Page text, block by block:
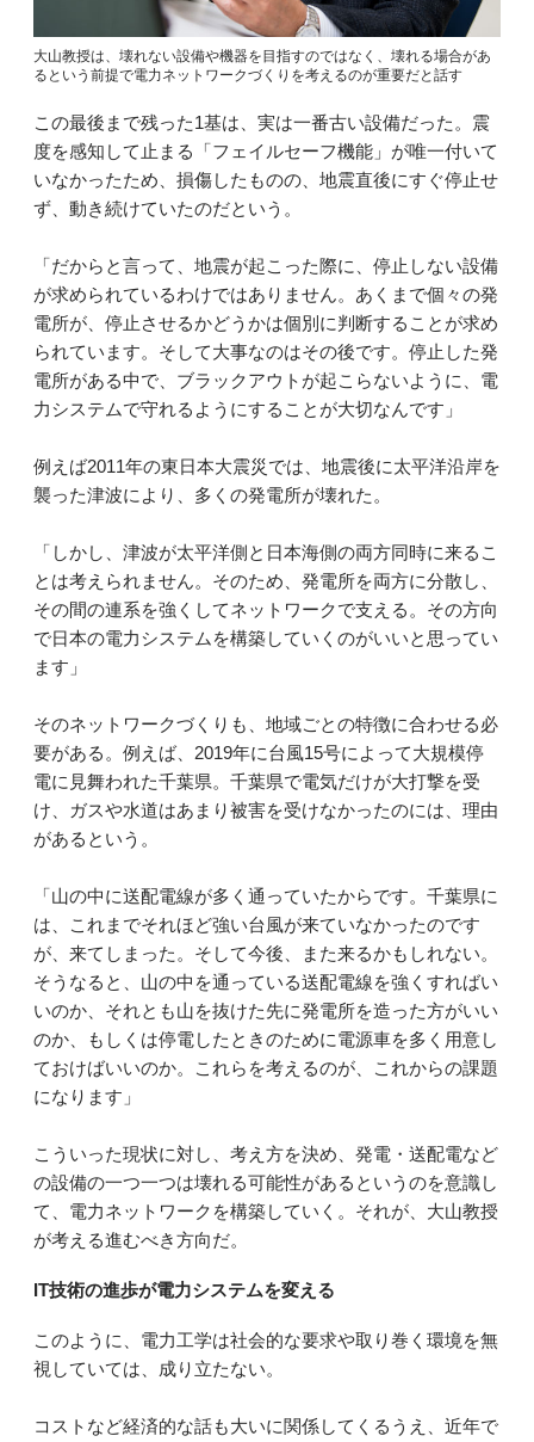
大山教授は、壊れない設備や機器を目指すのではなく、壊れる場合があ
るという前提で電力ネットワークづくりを考えるのが重要だと話す
この最後まで残った1基は、実は一番古い設備だった。震
度を感知して止まる「フェイルセーフ機能」が唯一付いて
いなかったため、損傷したものの、地震直後にすぐ停止せ
ず、動き続けていたのだという。
「だからと言って、地震が起こった際に、停止しない設備
が求められているわけではありません。あくまで個々の発
電所が、停止させるかどうかは個別に判断することが求め
られています。そして大事なのはその後です。停止した発
電所がある中で、ブラックアウトが起こらないように、電
力システムで守れるようにすることが大切なんです」
例えば2011年の東日本大震災では、地震後に太平洋沿岸を
襲った津波により、多くの発電所が壊れた。
「しかし、津波が太平洋側と日本海側の両方同時に来るこ
とは考えられません。そのため、発電所を両方に分散し、
その間の連系を強くしてネットワークで支える。その方向
で日本の電力システムを構築していくのがいいと思ってい
ます」
そのネットワークづくりも、地域ごとの特徴に合わせる必
要がある。例えば、2019年に台風15号によって大規模停
電に見舞われた千葉県。千葉県で電気だけが大打撃を受
け、ガスや水道はあまり被害を受けなかったのには、理由
があるという。
「山の中に送配電線が多く通っていたからです。千葉県に
は、これまでそれほど強い台風が来ていなかったのです
が、来てしまった。そして今後、また来るかもしれない。
そうなると、山の中を通っている送配電線を強くすればい
いのか、それとも山を抜けた先に発電所を造った方がいい
のか、もしくは停電したときのために電源車を多く用意し
ておけばいいのか。これらを考えるのが、これからの課題
になります」
こういった現状に対し、考え方を決め、発電・送配電など
の設備の一つ一つは壊れる可能性があるというのを意識し
て、電力ネットワークを構築していく。それが、大山教授
が考える進むべき方向だ。
IT技術の進歩が電力システムを変える
このように、電力工学は社会的な要求や取り巻く環境を無
視していては、成り立たない。
コストなど経済的な話も大いに関係してくるうえ、近年で